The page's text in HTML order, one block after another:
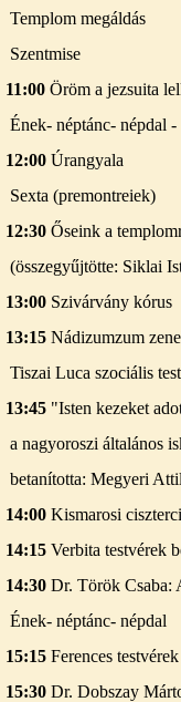
Templom megáldás
Szentmise
11:00 Öröm a jezsuita
Ének- néptánc- népdal
12:00 Úrangyala
Sexta (premontreiek)
12:30 Őseink a
(összegyűjtötte: Siklai
13:00 Szivárvány kórus
13:15 Nádizumzum
Tiszai Luca szociális
13:45 "Isten kezeket
a nagyoroszi általános
betanította: Megyeri
14:00 Kismarosi
14:15 Verbita testvérek
14:30 Dr. Török Csaba:
Ének- néptánc- népdal
15:15 Ferences
15:30 Dr. Dobszay